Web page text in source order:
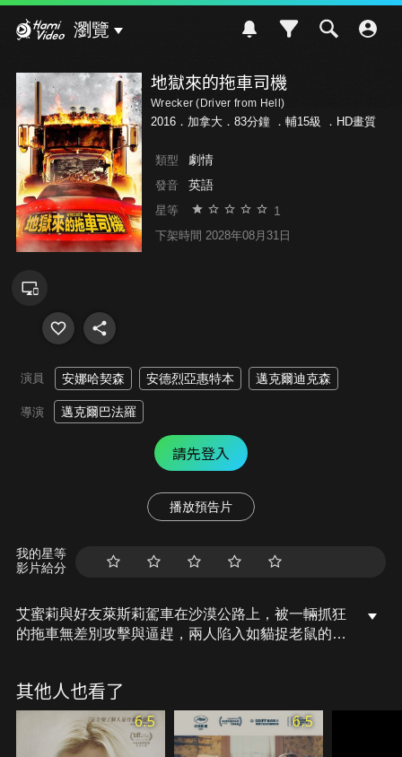
瀏覽
地獄來的拖車司機
Wrecker (Driver from Hell)
2016．加拿大．83分鐘 ． 輔15級 ．HD畫質
類型 劇情
發音 英語
星等 1
下架時間 2028年08月31日
演員 安娜哈契森 安德烈亞惠特本 邁克爾迪克森
導演 邁克爾巴法羅
請先登入
播放預告片
我的星等
影片給分
艾蜜莉與好友萊斯莉駕車在沙漠公路上，被一輛抓狂
的拖車無差別攻擊與逼趕，兩人陷入如貓捉老鼠的躲
其他人也看了
6.5 6.5